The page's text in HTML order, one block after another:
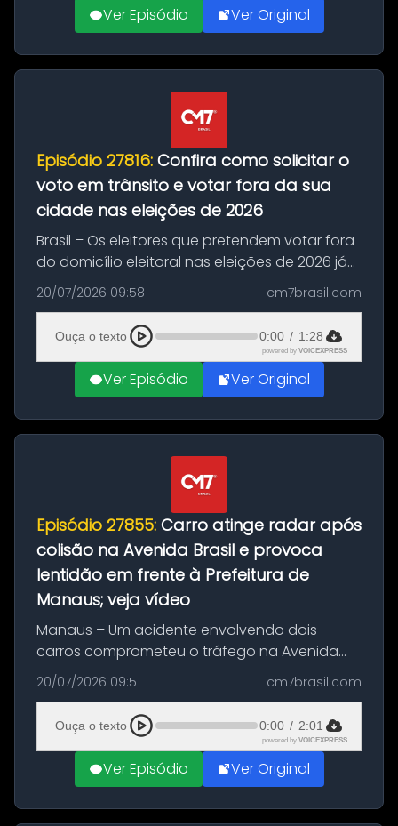
Ver Episódio Ver Original
Episódio 27816: Confira como solicitar o
voto em trânsito e votar fora da sua
cidade nas eleições de 2026
Brasil – Os eleitores que pretendem votar fora
do domicílio eleitoral nas eleições de 2026 já
podem solicitar o voto em trânsito a partir
desta segunda-feira (20). O pedido pode ser
feito até 20 de ag...
20/07/2026 09:58 cm7brasil.com
Ouça o texto 0:00 / 1:28
powered by VOICEXPRESS
Ver Episódio Ver Original
Episódio 27855: Carro atinge radar após
colisão na Avenida Brasil e provoca
lentidão em frente à Prefeitura de
Manaus; veja vídeo
Manaus – Um acidente envolvendo dois
carros comprometeu o tráfego na Avenida
Brasil durante a manhã desta segunda-feira
(20), em frente ao complexo da Prefeitura de
Manaus, na Zona Oeste. A batida ter...
20/07/2026 09:51 cm7brasil.com
Ouça o texto 0:00 / 2:01
powered by VOICEXPRESS
Ver Episódio Ver Original